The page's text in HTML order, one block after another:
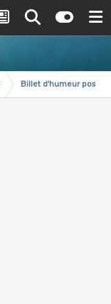
Billet d'humeur post